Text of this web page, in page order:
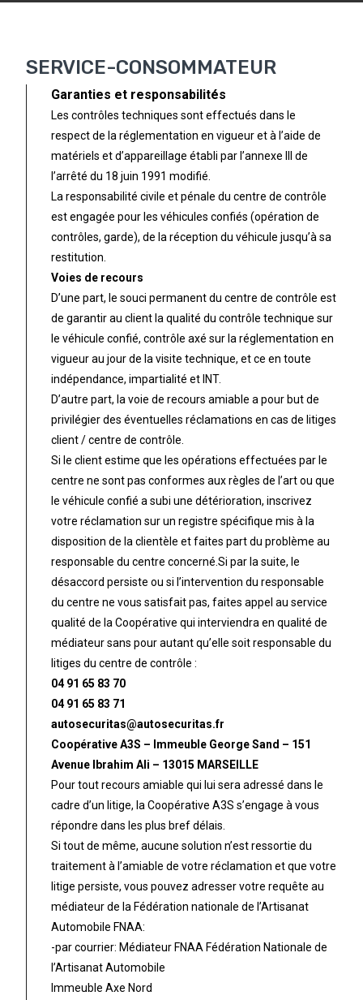
SERVICE-CONSOMMATEUR
Garanties et responsabilités
Les contrôles techniques sont effectués dans le
respect de la réglementation en vigueur et à l’aide de
matériels et d’appareillage établi par l’annexe III de
l’arrêté du 18 juin 1991 modifié.
La responsabilité civile et pénale du centre de contrôle
est engagée pour les véhicules confiés (opération de
contrôles, garde), de la réception du véhicule jusqu’à sa
restitution.
Voies de recours
D’une part, le souci permanent du centre de contrôle est
de garantir au client la qualité du contrôle technique sur
le véhicule confié, contrôle axé sur la réglementation en
vigueur au jour de la visite technique, et ce en toute
indépendance, impartialité et INT.
D’autre part, la voie de recours amiable a pour but de
privilégier des éventuelles réclamations en cas de litiges
client / centre de contrôle.
Si le client estime que les opérations effectuées par le
centre ne sont pas conformes aux règles de l’art ou que
le véhicule confié a subi une détérioration, inscrivez
votre réclamation sur un registre spécifique mis à la
disposition de la clientèle et faites part du problème au
responsable du centre concerné.Si par la suite, le
désaccord persiste ou si l’intervention du responsable
du centre ne vous satisfait pas, faites appel au service
qualité de la Coopérative qui interviendra en qualité de
médiateur sans pour autant qu’elle soit responsable du
litiges du centre de contrôle :
04 91 65 83 70
04 91 65 83 71
autosecuritas@autosecuritas.fr
Coopérative A3S – Immeuble George Sand – 151
Avenue Ibrahim Ali – 13015 MARSEILLE
Pour tout recours amiable qui lui sera adressé dans le
cadre d’un litige, la Coopérative A3S s’engage à vous
répondre dans les plus bref délais.
Si tout de même, aucune solution n’est ressortie du
traitement à l’amiable de votre réclamation et que votre
litige persiste, vous pouvez adresser votre requête au
médiateur de la Fédération nationale de l’Artisanat
Automobile FNAA:
-par courrier: Médiateur FNAA Fédération Nationale de
l’Artisanat Automobile
Immeuble Axe Nord